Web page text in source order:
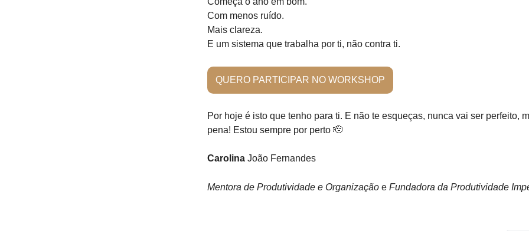
Com menos ruído.
Mais clareza.
E um sistema que trabalha por ti, não contra ti.
QUERO PARTICIPAR NO WORKSHOP
Por hoje é isto que tenho para ti. E não te esqueças, nunca vai ser perfeito,
pena! Estou sempre por perto 🫡
Carolina João Fernandes
Mentora de Produtividade e Organização e Fundadora da Produtividade